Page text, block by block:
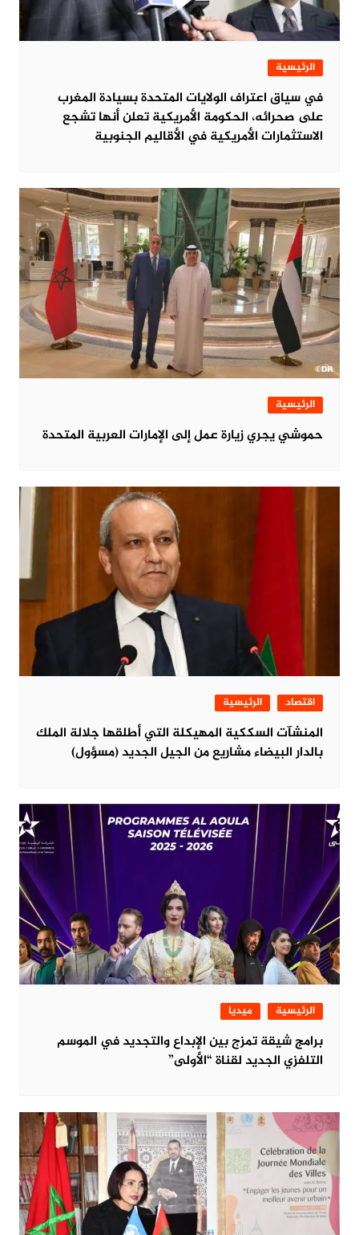
الرئيسية
في سياق اعتراف الولايات المتحدة بسيادة المغرب
على صحرائه، الحكومة الأمريكية تعلن أنها تشجع
الاستثمارات الأمريكية في الأقاليم الجنوبية
الرئيسية
حموشي يجري زيارة عمل إلى الإمارات العربية المتحدة
اقتصاد الرئيسية
المنشآت السككية المهيكلة التي أطلقها جلالة الملك
بالدار البيضاء مشاريع من الجيل الجديد (مسؤول)
الرئيسية ميديا
برامج شيقة تمزج بين الإبداع والتجديد في الموسم
التلفزي الجديد لقناة “الأولى”